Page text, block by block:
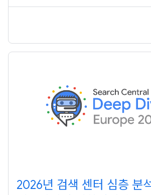
트 소유자와 크리에이터가 Google 검색 및 디
2026년 검색 센터 심층 분